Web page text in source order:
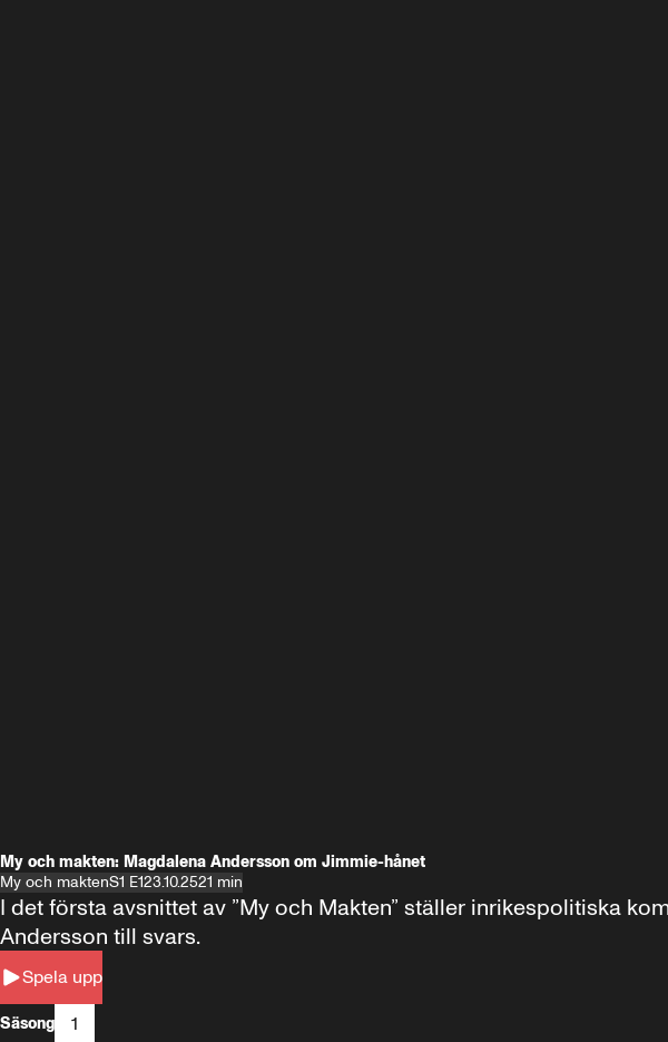
My och makten: Magdalena Andersson om Jimmie-hånet
My och maktenS1 E123.10.2521 min
Spela upp
I det första avsnittet av ”My och Makten” ställer inrikespolitiska
Andersson till svars.
Säsong 1